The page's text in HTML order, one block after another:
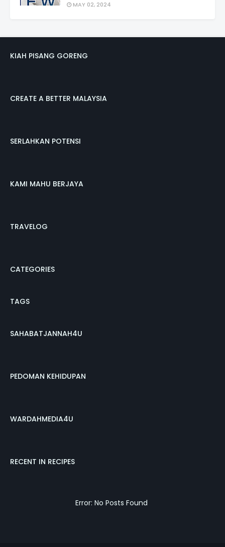
MAY 02, 2024
KIAH PISANG GORENG
CREATE A BETTER MALAYSIA
SERLAHKAN POTENSI
KAMI MAHU BERJAYA
TRAVELOG
CATEGORIES
TAGS
SAHABATJANNAH4U
PEDOMAN KEHIDUPAN
WARDAHMEDIA4U
RECENT IN RECIPES
Error: No Posts Found